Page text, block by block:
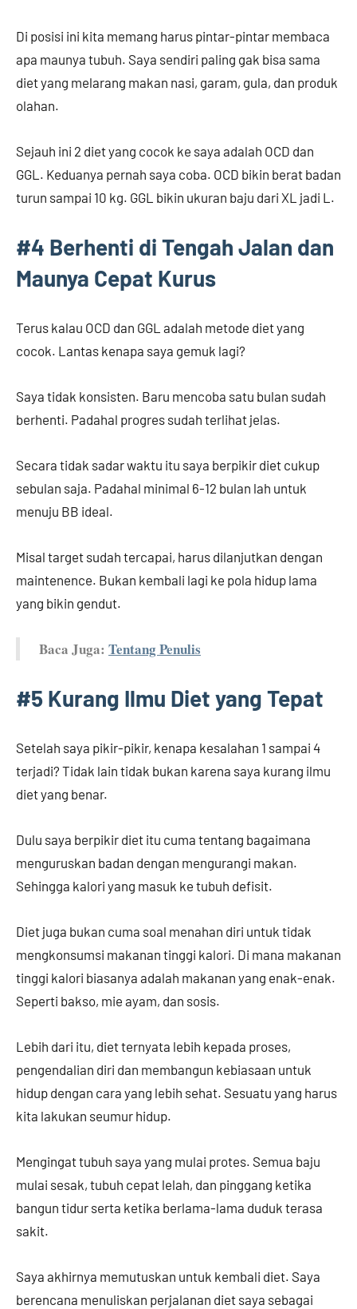
Di posisi ini kita memang harus pintar-pintar membaca
apa maunya tubuh. Saya sendiri paling gak bisa sama
diet yang melarang makan nasi, garam, gula, dan produk
olahan.
Sejauh ini 2 diet yang cocok ke saya adalah OCD dan
GGL. Keduanya pernah saya coba. OCD bikin berat badan
turun sampai 10 kg. GGL bikin ukuran baju dari XL jadi L.
#4 Berhenti di Tengah Jalan dan
Maunya Cepat Kurus
Terus kalau OCD dan GGL adalah metode diet yang
cocok. Lantas kenapa saya gemuk lagi?
Saya tidak konsisten. Baru mencoba satu bulan sudah
berhenti. Padahal progres sudah terlihat jelas.
Secara tidak sadar waktu itu saya berpikir diet cukup
sebulan saja. Padahal minimal 6-12 bulan lah untuk
menuju BB ideal.
Misal target sudah tercapai, harus dilanjutkan dengan
maintenence. Bukan kembali lagi ke pola hidup lama
yang bikin gendut.
Baca Juga: Tentang Penulis
#5 Kurang Ilmu Diet yang Tepat
Setelah saya pikir-pikir, kenapa kesalahan 1 sampai 4
terjadi? Tidak lain tidak bukan karena saya kurang ilmu
diet yang benar.
Dulu saya berpikir diet itu cuma tentang bagaimana
menguruskan badan dengan mengurangi makan.
Sehingga kalori yang masuk ke tubuh defisit.
Diet juga bukan cuma soal menahan diri untuk tidak
mengkonsumsi makanan tinggi kalori. Di mana makanan
tinggi kalori biasanya adalah makanan yang enak-enak.
Seperti bakso, mie ayam, dan sosis.
Lebih dari itu, diet ternyata lebih kepada proses,
pengendalian diri dan membangun kebiasaan untuk
hidup dengan cara yang lebih sehat. Sesuatu yang harus
kita lakukan seumur hidup.
Mengingat tubuh saya yang mulai protes. Semua baju
mulai sesak, tubuh cepat lelah, dan pinggang ketika
bangun tidur serta ketika berlama-lama duduk terasa
sakit.
Saya akhirnya memutuskan untuk kembali diet. Saya
berencana menuliskan perjalanan diet saya sebagai